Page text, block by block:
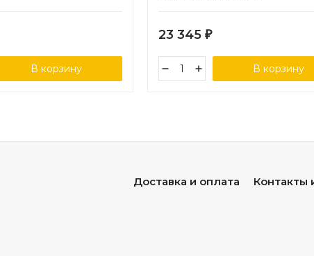
В корзину
23 345 ₽
В корзину
Доставка и оплата Контакты